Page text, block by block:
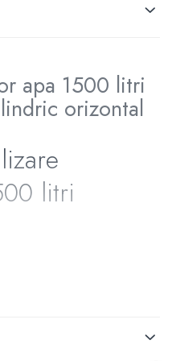
apa 1500 litri
orizontal
litri
topirean zapezii
rezervor